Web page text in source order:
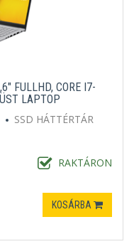
FULLHD, CORE I7-
LAPTOP
SSD HÁTTÉRTÁR
RAKTÁRON
KOSÁRBA